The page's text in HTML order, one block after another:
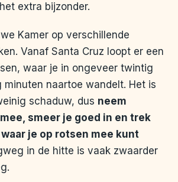
extra bijzonder.
Kamer op verschillende
Vanaf Santa Cruz loopt er een
waar je in ongeveer twintig
naartoe wandelt. Het is
schaduw, dus neem
smeer je goed in en trek
je op rotsen mee kunt
in de hitte is vaak zwaarder